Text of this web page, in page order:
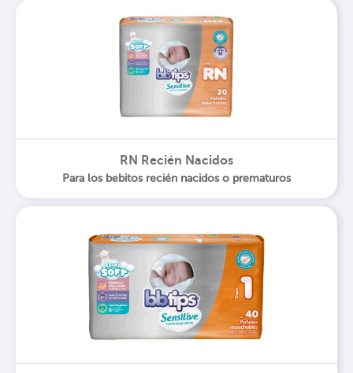
RN Recién Nacidos
Para los bebitos recién nacidos o prematuros